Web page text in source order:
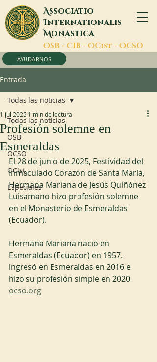
Associatio
Internationalis
Monastica
OSB - CIB - OCist - OCSO
AYUDARNOS
Entrada
Todas las noticias
OSB
OCSO
OCist
Especiales
Todas las noticias
Profesión solemne en
Esmeraldas
1 jul 2025 1 min de lectura
El 28 de junio de 2025, Festividad del
Inmaculado Corazón de Santa María,
Hermana Mariana de Jesús Quiñónez
Luisamano hizo profesión solemne
en el Monasterio de Esmeraldas
(Ecuador).
Hermana Mariana nació en
Esmeraldas (Ecuador) en 1957.
ingresó en Esmeraldas en 2016 e
hizo su profesión simple en 2020.
ocso.org